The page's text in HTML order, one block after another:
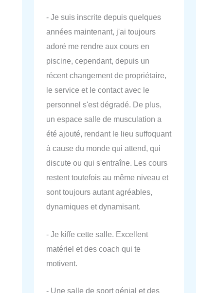
- Je suis inscrite depuis quelques
années maintenant, j'ai toujours
adoré me rendre aux cours en
piscine, cependant, depuis un
récent changement de propriétaire,
le service et le contact avec le
personnel s'est dégradé. De plus,
un espace salle de musculation a
été ajouté, rendant le lieu suffoquant
à cause du monde qui attend, qui
discute ou qui s'entraîne. Les cours
restent toutefois au même niveau et
sont toujours autant agréables,
dynamiques et dynamisant.
- Je kiffe cette salle. Excellent
matériel et des coach qui te
motivent.
- Une salle de sport génial et des